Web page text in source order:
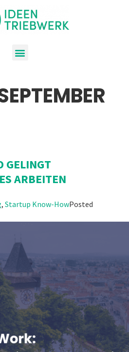
GELINGT
ARBEITEN
, Startup Know-HowPosted